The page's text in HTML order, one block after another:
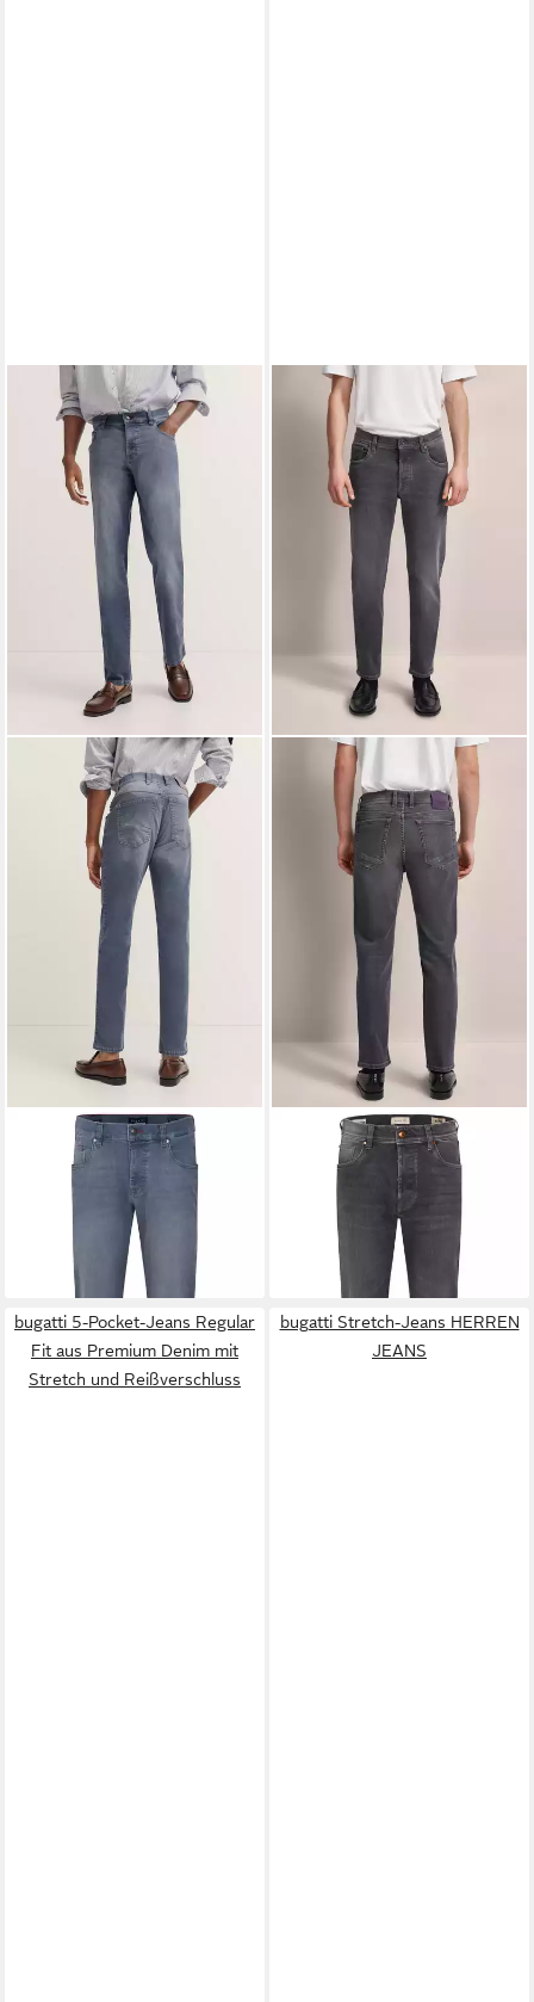
BUGATTI 5-Pocket-Jeans mit
Stretchfunktion
79,99 €
99,99 €
BUGATTI5-Pocket-Jeans mit
dezenter Waschung
119,99 €
bugatti 5-Pocket-Jeans Regular
Fit aus Premium Denim mit
Stretch und Reißverschluss
bugatti Stretch-Jeans HERREN
JEANS